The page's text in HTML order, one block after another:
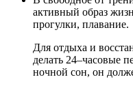
активный образ
прогулки, плавание.
Для отдыха и
делать 24–часовые
ночной сон, он